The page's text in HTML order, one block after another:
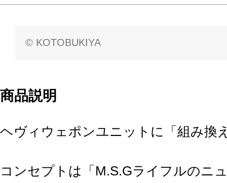
© KOTOBUKIYA
商品説明
ヘヴィウェポンユニットに「組み換
コンセプトは「M.S.Gライフルのニ